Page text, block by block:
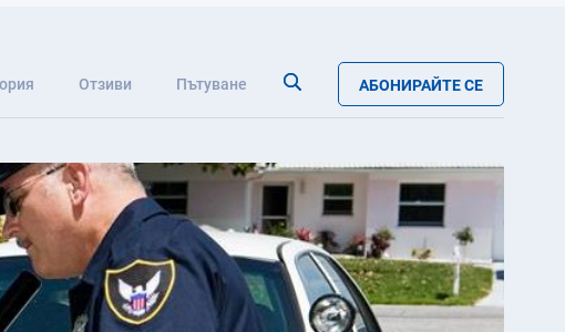
Отзиви Пътуване АБОНИРАЙТЕ СЕ